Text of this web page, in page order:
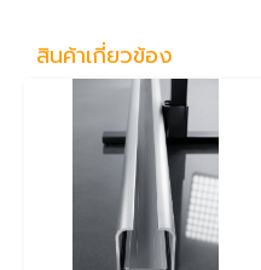
สินค้าเกี่ยวข้อง